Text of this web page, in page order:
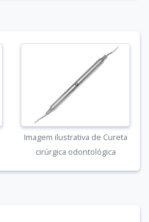
Imagem ilustrativa de Cureta
cirúrgica odontológica